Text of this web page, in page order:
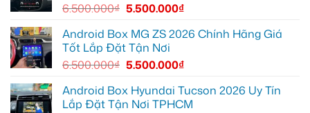
sạch
6.500.000₫ 5.500.000₫
Android Box MG ZS 2026 Chính Hãng Giá
Tốt Lắp Đặt Tận Nơi
6.500.000₫ 5.500.000₫
Android Box Hyundai Tucson 2026 Uy Tín
Lắp Đặt Tận Nơi TPHCM